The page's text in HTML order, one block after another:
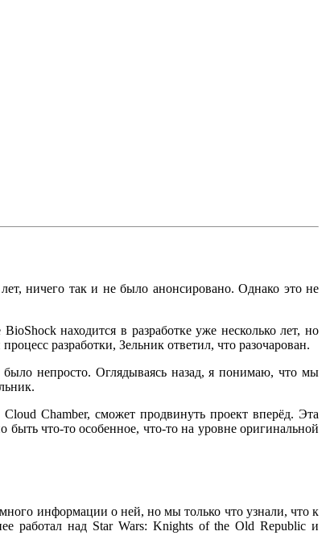
ничего так и не было анонсировано. Однако это не
находится в разработке уже несколько лет, но
разработки, Зельник ответил, что разочарован.
непросто. Оглядываясь назад, я понимаю, что мы
Chamber, сможет продвинуть проект вперёд. Эта
что-то особенное, что-то на уровне оригинальной
информации о ней, но мы только что узнали, что к
работал над Star Wars: Knights of the Old Republic и